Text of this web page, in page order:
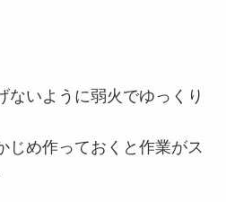
ないように弱火でゆっくり
じめ作っておくと作業がス